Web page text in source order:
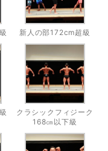
新人の部172cm超級
クラシックフィジーク
168㎝以下級